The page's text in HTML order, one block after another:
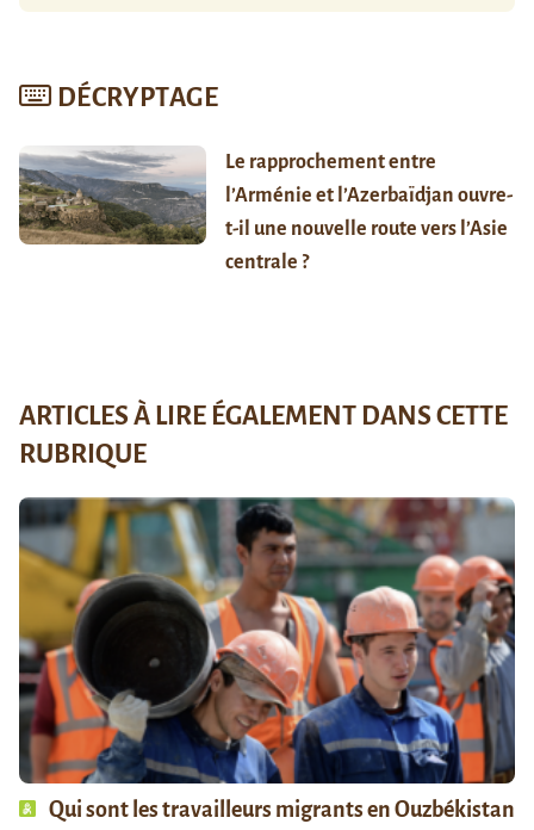
DÉCRYPTAGE
Le rapprochement entre
l’Arménie et l’Azerbaïdjan ouvre-
t-il une nouvelle route vers l’Asie
centrale ?
ARTICLES À LIRE ÉGALEMENT DANS CETTE
RUBRIQUE
Qui sont les travailleurs migrants en Ouzbékistan